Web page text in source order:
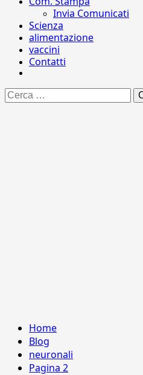
Invia Comunicati
Scienza
alimentazione
vaccini
Contatti
Ricerca
per:
Home
Blog
neuronali
Pagina 2